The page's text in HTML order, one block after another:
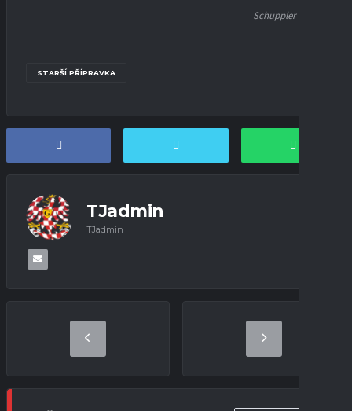
Schuppler Martin
STARŠÍ PŘÍPRAVKA
TJadmin
TJadmin